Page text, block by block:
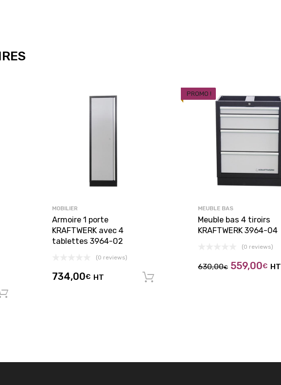
MOBILIER
Armoire 1 porte
KRAFTWERK avec 4
tablettes 3964-02
(0 reviews)
734,00€ HT
PROMO !
MEUBLE BAS
Meuble bas 4 tiroirs
KRAFTWERK 3964-04
(0 reviews)
630,00€ 559,00€ HT